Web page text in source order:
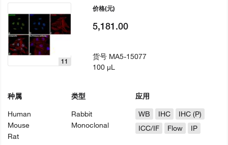
11
种属
Human
Mouse
Rat
类型
Rabbit
Monoclonal
应用
WB
IHC
IHC (P)
ICC/IF
Flow IP
价格(元)
5,181.00
货号 MA5-15077
100 µL